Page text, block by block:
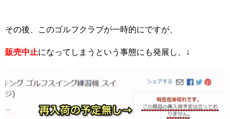
その後、このゴルフクラブが一時的にですが、
販売中止になってしまうという事態にも発展し、↓